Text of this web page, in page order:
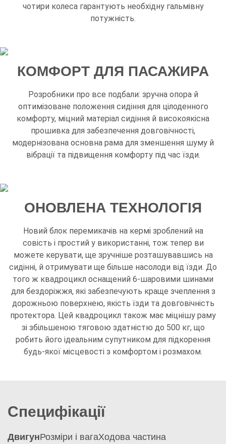
чотири колеса гарантують необхідну гальмівну
потужність.
КОМФОРТ ДЛЯ ПАСАЖИРА
Розробники про все подбали: зручна опора й
оптимізоване положення сидіння для цілоденного
комфорту, міцний матеріал сидіння й високоякісна
прошивка для забезпечення довговічності,
модернізована основна рама для зменшення шуму й
вібрації та підвищення комфорту під час їзди.
ОНОВЛЕНА ТЕХНОЛОГІЯ
Новий блок перемикачів на кермі зроблений на
совість і простий у використанні, тож тепер ви
можете керувати, ще зручніше розташувавшись на
сидінні, й отримувати ще більше насолоди від їзди. До
того ж квадроцикл оснащений 6-шаровими шинами
для бездоріжжя, які забезпечують краще зчеплення з
дорожньою поверхнею, якість їзди та довговічність
протектора. Цей квадроцикл також має міцнішу раму
зі збільшеною тяговою здатністю до 500 кг, що
робить його ідеальним супутником для підкорення
будь-якої місцевості з комфортом і розмахом.
Специфікації
ДвигунРозміри і вагаХодова частина